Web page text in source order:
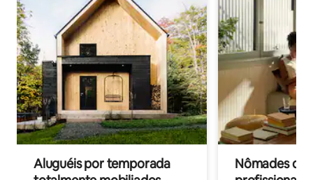
Aluguéis por temporada
Nômades